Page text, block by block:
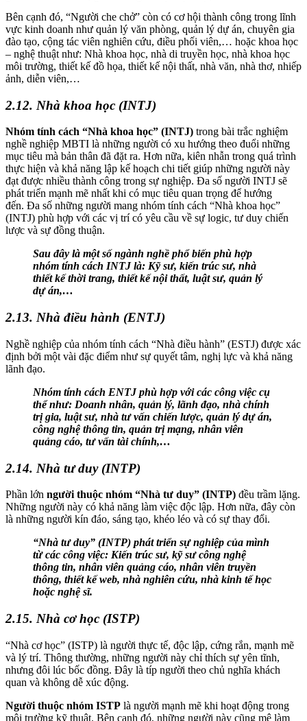
Bên cạnh đó, “Người che chở” còn có cơ hội thành công trong lĩnh
vực kinh doanh như quản lý văn phòng, quản lý dự án, chuyên gia
đào tạo, cộng tác viên nghiên cứu, điều phối viên,… hoặc khoa học
– nghệ thuật như: Nhà khoa học, nhà di truyền học, nhà khoa học
môi trường, thiết kế đồ họa, thiết kế nội thất, nhà văn, nhà thơ, nhiếp
ảnh, diễn viên,…
2.12. Nhà khoa học (INTJ)
Nhóm tính cách “Nhà khoa học” (INTJ) trong bài trắc nghiệm
nghề nghiệp MBTI là những người có xu hướng theo đuổi những
mục tiêu mà bản thân đã đặt ra. Hơn nữa, kiên nhẫn trong quá trình
thực hiện và khả năng lập kế hoạch chi tiết giúp những người này
đạt được nhiều thành công trong sự nghiệp. Đa số người INTJ sẽ
phát triển mạnh mẽ nhất khi có mục tiêu quan trọng để hướng
đến. Đa số những người mang nhóm tính cách “Nhà khoa học”
(INTJ) phù hợp với các vị trí có yêu cầu về sự logic, tư duy chiến
lược và sự đồng thuận.
Sau đây là một số ngành nghề phổ biến phù hợp
nhóm tính cách INTJ là: Kỹ sư, kiến trúc sư, nhà
thiết kế thời trang, thiết kế nội thất, luật sư, quản lý
dự án,…
2.13. Nhà điều hành (ENTJ)
Nghề nghiệp của nhóm tính cách “Nhà điều hành” (ESTJ) được xác
định bởi một vài đặc điểm như sự quyết tâm, nghị lực và khả năng
lãnh đạo.
Nhóm tính cách ENTJ phù hợp với các công việc cụ
thể như: Doanh nhân, quản lý, lãnh đạo, nhà chính
trị gia, luật sư, nhà tư vấn chiến lược, quản lý dự án,
công nghệ thông tin, quản trị mạng, nhân viên
quảng cáo, tư vấn tài chính,…
2.14. Nhà tư duy (INTP)
Phần lớn người thuộc nhóm “Nhà tư duy” (INTP) đều trầm lặng.
Những người này có khả năng làm việc độc lập. Hơn nữa, đây còn
là những người kín đáo, sáng tạo, khéo léo và có sự thay đổi.
“Nhà tư duy” (INTP) phát triển sự nghiệp của mình
từ các công việc: Kiến trúc sư, kỹ sư công nghệ
thông tin, nhân viên quảng cáo, nhân viên truyền
thông, thiết kế web, nhà nghiên cứu, nhà kinh tế học
hoặc nghệ sĩ.
2.15. Nhà cơ học (ISTP)
“Nhà cơ học” (ISTP) là người thực tế, độc lập, cứng rắn, mạnh mẽ
và lý trí. Thông thường, những người này chỉ thích sự yên tĩnh,
nhưng đôi lúc bốc đồng. Đây là típ người theo chủ nghĩa khách
quan và không dễ xúc động.
Người thuộc nhóm ISTP là người mạnh mẽ khi hoạt động trong
môi trường kỹ thuật. Bên cạnh đó, những người này cũng mê làm